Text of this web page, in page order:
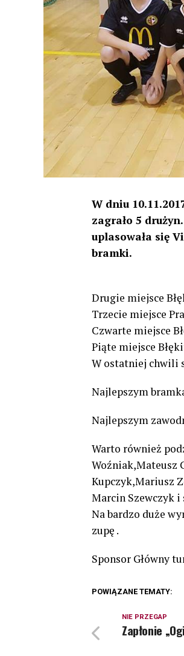
W dniu
zagrało 5 drużyn.
uplasowała się
bramki.
Drugie miejsce
Trzecie miejsce
Czwarte miejsce
Piąte miejsce
W ostatniej chwili
Najlepszym
Najlepszym
Warto również
Woźniak,Mateusz
Kupczyk,Mariusz
Marcin Szewczyk
Na bardzo duże
zupę .
Sponsor Główny
POWIĄZANE TEMATY:
NIE PRZEGAP
Zapłonie